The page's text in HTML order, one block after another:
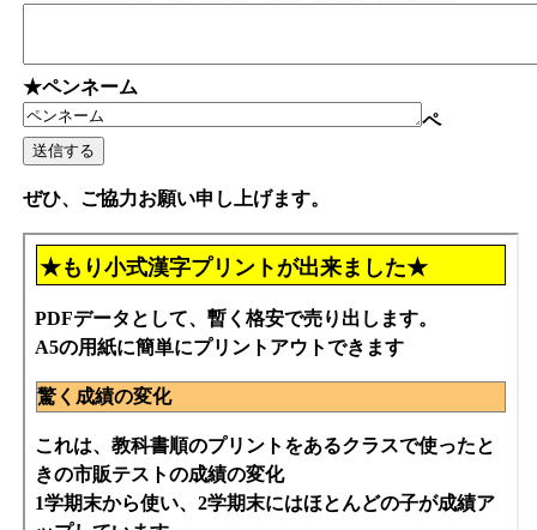
★ペンネーム
ペ
ぜひ、ご協力お願い申し上げます。